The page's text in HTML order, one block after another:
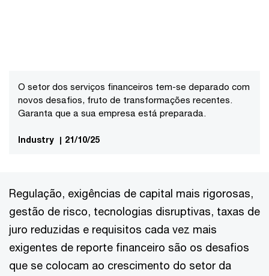
O setor dos serviços financeiros tem-se deparado com
novos desafios, fruto de transformações recentes.
Garanta que a sua empresa está preparada.
Industry | 21/10/25
Regulação, exigências de capital mais rigorosas,
gestão de risco, tecnologias disruptivas, taxas de
juro reduzidas e requisitos cada vez mais
exigentes de reporte financeiro são os desafios
que se colocam ao crescimento do setor da